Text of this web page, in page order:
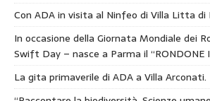
Con ADA in visita al Ninfeo di Villa Litta
In occasione della Giornata Mondiale dei
Swift Day – nasce a Parma il “RONDONE
La gita primaverile di ADA a Villa Arconati.